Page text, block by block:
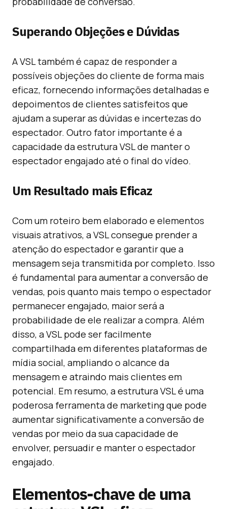
Superando Objeções e Dúvidas
A VSL também é capaz de responder a
possíveis objeções do cliente de forma mais
eficaz, fornecendo informações detalhadas e
depoimentos de clientes satisfeitos que
ajudam a superar as dúvidas e incertezas do
espectador. Outro fator importante é a
capacidade da estrutura VSL de manter o
espectador engajado até o final do vídeo.
Um Resultado mais Eficaz
Com um roteiro bem elaborado e elementos
visuais atrativos, a VSL consegue prender a
atenção do espectador e garantir que a
mensagem seja transmitida por completo. Isso
é fundamental para aumentar a conversão de
vendas, pois quanto mais tempo o espectador
permanecer engajado, maior será a
probabilidade de ele realizar a compra. Além
disso, a VSL pode ser facilmente
compartilhada em diferentes plataformas de
mídia social, ampliando o alcance da
mensagem e atraindo mais clientes em
potencial. Em resumo, a estrutura VSL é uma
poderosa ferramenta de marketing que pode
aumentar significativamente a conversão de
vendas por meio da sua capacidade de
envolver, persuadir e manter o espectador
engajado.
Elementos-chave de uma